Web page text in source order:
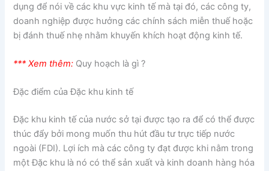
dụng để nói về các khu vực kinh tế mà tại đó, các công ty,
doanh nghiệp được hưởng các chính sách miễn thuế hoặc
bị đánh thuế nhẹ nhằm khuyến khích hoạt động kinh tế.
*** Xem thêm: Quy hoạch là gì ?
Đặc điểm của Đặc khu kinh tế
Đặc khu kinh tế của nước sở tại được tạo ra để có thể được
thúc đẩy bởi mong muốn thu hút đầu tư trực tiếp nước
ngoài (FDI). Lợi ích mà các công ty đạt được khi nằm trong
một Đặc khu là nó có thể sản xuất và kinh doanh hàng hóa